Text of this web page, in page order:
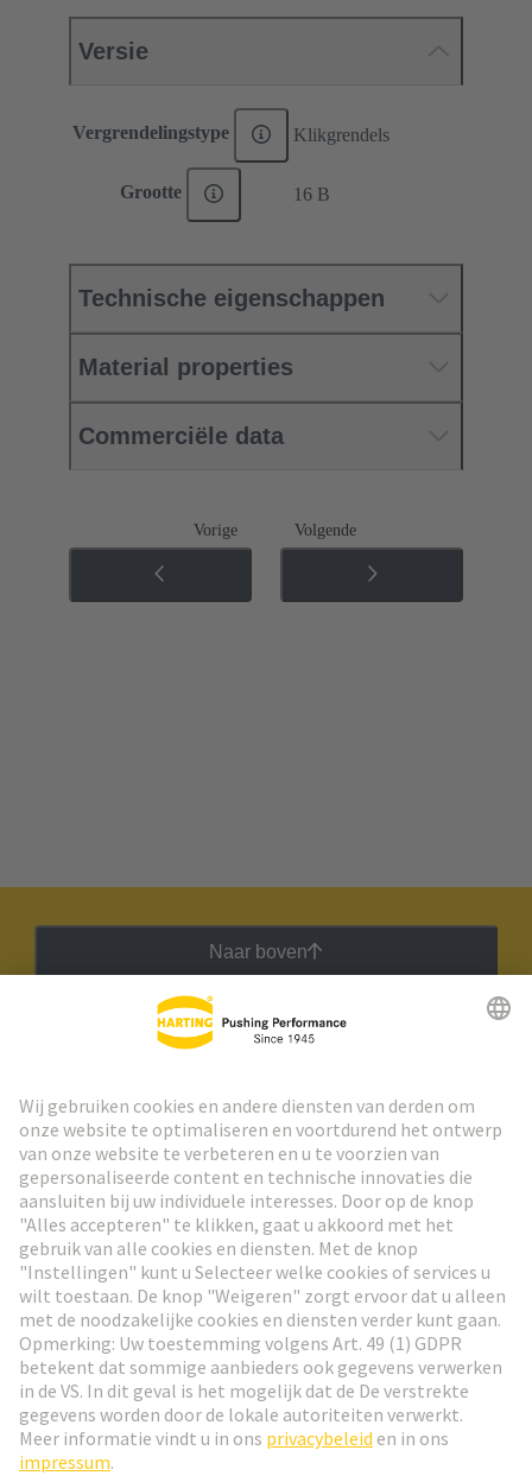
Versie
Vergrendelingstype Klikgrendels
Grootte 16 B
Technische eigenschappen
Material properties
Commerciële data
Vorige Volgende
Naar boven
Ga naar registratie
Social Media